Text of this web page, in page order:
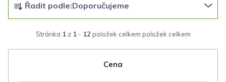
Stránka 1z 1- 12 položek celkem
a
e
Řadit podle:Doporučujeme
Cena